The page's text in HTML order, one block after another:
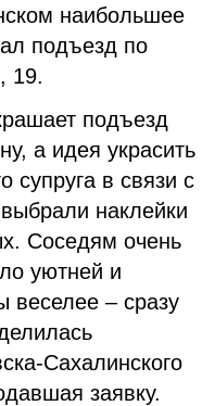
наибольшее
подъезд по
19.
подъезд
а идея украсить
супруга в связи с
наклейки
Соседям очень
уютней и
веселее – сразу
Сахалинского
заявку.